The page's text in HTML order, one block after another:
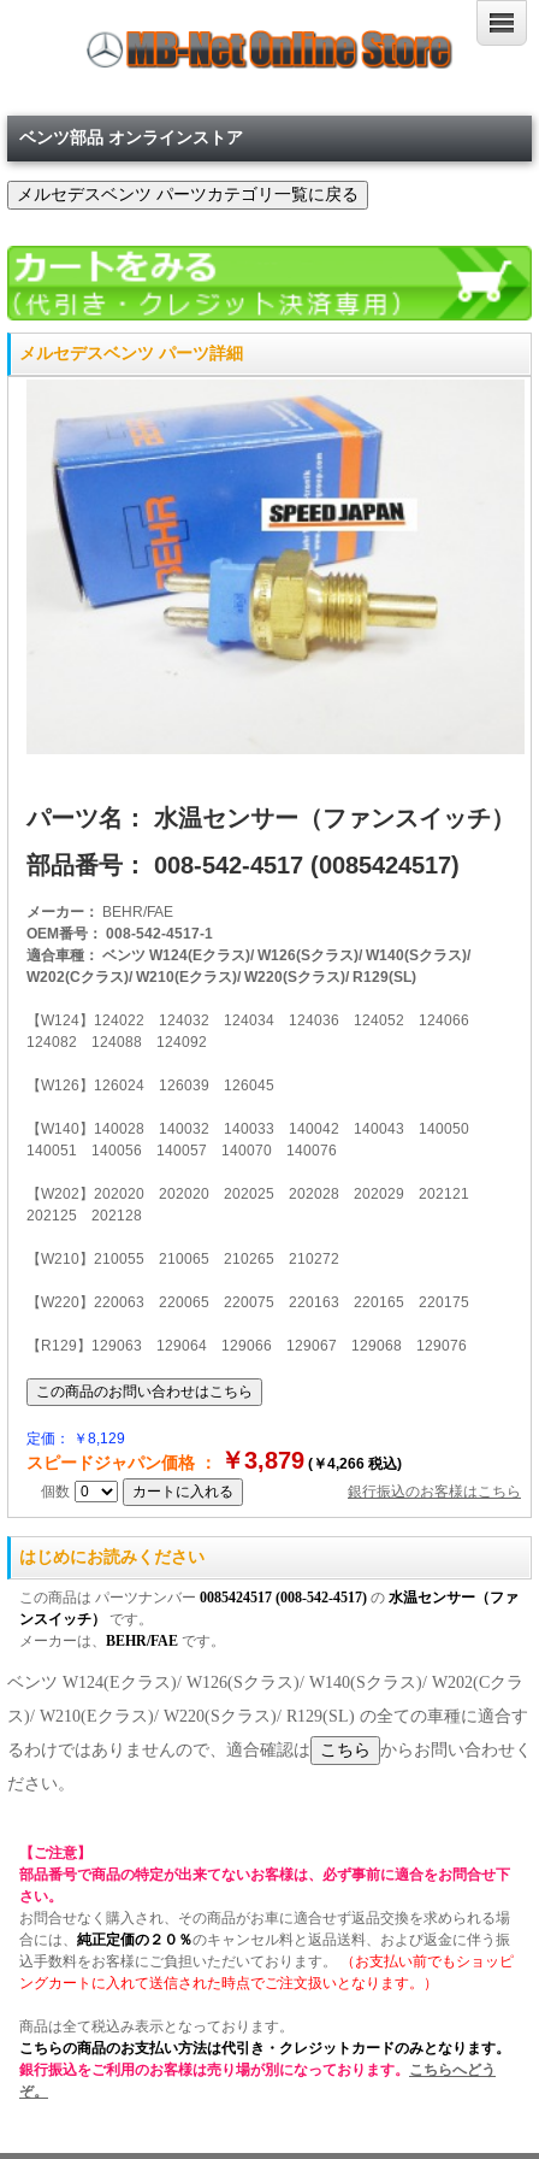
ベンツ部品 オンラインストア
メルセデスベンツ パーツ詳細
パーツ名： 水温センサー（ファンスイッチ）
部品番号： 008-542-4517 (0085424517)
メーカー： BEHR/FAE
OEM番号： 008-542-4517-1
適合車種： ベンツ W124(Eクラス)/ W126(Sクラス)/ W140(Sクラス)/
W202(Cクラス)/ W210(Eクラス)/ W220(Sクラス)/ R129(SL)
【W124】124022 124032 124034 124036 124052 124066
124082 124088 124092
【W126】126024 126039 126045
【W140】140028 140032 140033 140042 140043 140050
140051 140056 140057 140070 140076
【W202】202020 202020 202025 202028 202029 202121
202125 202128
【W210】210055 210065 210265 210272
【W220】220063 220065 220075 220163 220165 220175
【R129】129063 129064 129066 129067 129068 129076
定価： ￥8,129
スピードジャパン価格 ： ￥3,879 (￥4,266 税込)
個数
銀行振込のお客様はこちら
はじめにお読みください
この商品は パーツナンバー 0085424517 (008-542-4517) の 水温センサー（ファ
ンスイッチ）
です。
メーカーは、 BEHR/FAE です。
ベンツ W124(Eクラス)/ W126(Sクラス)/ W140(Sクラス)/ W202(Cクラ
ス)/ W210(Eクラス)/ W220(Sクラス)/ R129(SL) の全ての車種に適合す
るわけではありませんので、適合確認は
からお問い合わせく
ださい。
【ご注意】
部品番号で商品の特定が出来てないお客様は、必ず事前に適合をお問合せ下
さい。
お問合せなく購入され、その商品がお車に適合せず返品交換を求められる場
合には、 純正定価の２０％のキャンセル料と返品送料、および返金に伴う振
込手数料をお客様にご負担いただいております。
（お支払い前でもショッピ
ングカートに入れて送信された時点でご注文扱いとなります。）
商品は全て税込み表示となっております。
こちらの商品のお支払い方法は代引き・クレジットカードのみとなります。
銀行振込をご利用のお客様は売り場が別になっております。 こちらへどう
ぞ。